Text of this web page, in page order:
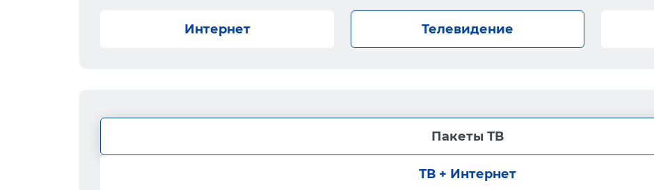
Интернет Телевидение
Пакеты ТВ
ТВ + Интернет